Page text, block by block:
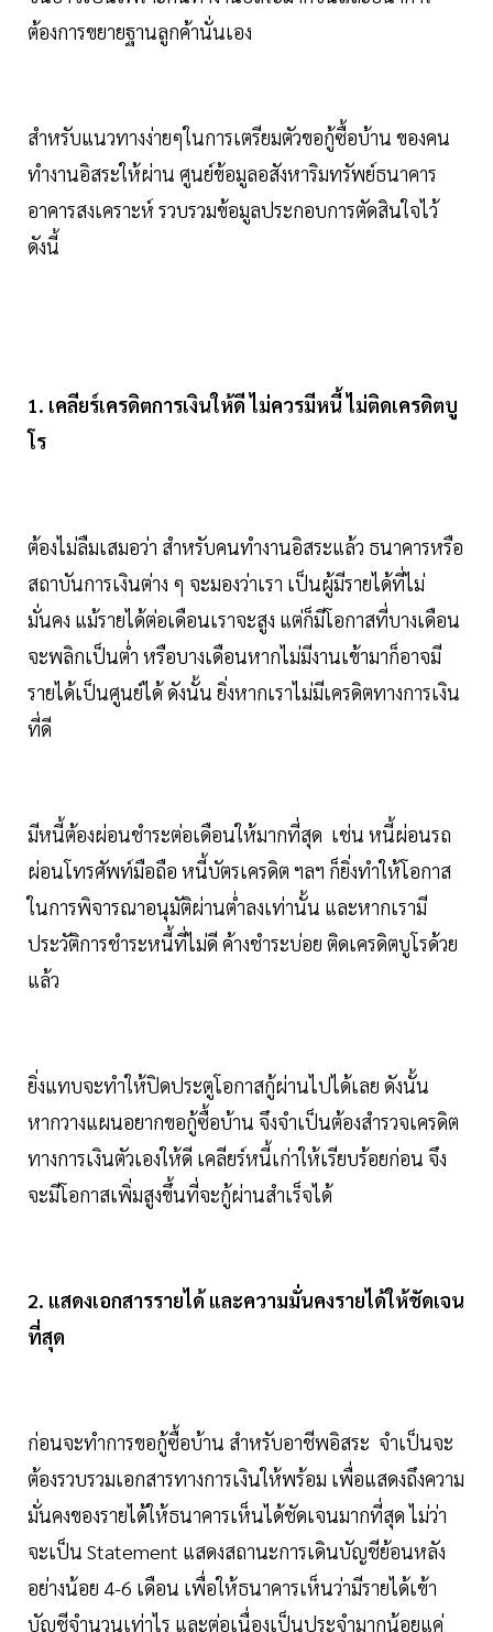
ต้องการขยายฐานลูกค้านั่นเอง
สำหรับแนวทางง่ายๆในการเตรียมตัวขอกู้ซื้อบ้าน ของคน
ทำงานอิสระให้ผ่าน ศูนย์ข้อมูลอสังหาริมทรัพย์ธนาคาร
อาคารสงเคราะห์ รวบรวมข้อมูลประกอบการตัดสินใจไว้
ดังนี้
1. เคลียร์เครดิตการเงินให้ดี ไม่ควรมีหนี้ ไม่ติดเครดิตบู
โร
ต้องไม่ลืมเสมอว่า สำหรับคนทำงานอิสระแล้ว ธนาคารหรือ
สถาบันการเงินต่าง ๆ จะมองว่าเรา เป็นผู้มีรายได้ที่ไม่
มั่นคง แม้รายได้ต่อเดือนเราจะสูง แต่ก็มีโอกาสที่บางเดือน
จะพลิกเป็นต่ำ หรือบางเดือนหากไม่มีงานเข้ามาก็อาจมี
รายได้เป็นศูนย์ได้ ดังนั้น ยิ่งหากเราไม่มีเครดิตทางการเงิน
ที่ดี
มีหนี้ต้องผ่อนชำระต่อเดือนให้มากที่สุด เช่น หนี้ผ่อนรถ
ผ่อนโทรศัพท์มือถือ หนี้บัตรเครดิต ฯลฯ ก็ยิ่งทำให้โอกาส
ในการพิจารณาอนุมัติผ่านต่ำลงเท่านั้น และหากเรามี
ประวัติการชำระหนี้ที่ไม่ดี ค้างชำระบ่อย ติดเครดิตบูโรด้วย
แล้ว
ยิ่งแทบจะทำให้ปิดประตูโอกาสกู้ผ่านไปได้เลย ดังนั้น
หากวางแผนอยากขอกู้ซื้อบ้าน จึงจำเป็นต้องสำรวจเครดิต
ทางการเงินตัวเองให้ดี เคลียร์หนี้เก่าให้เรียบร้อยก่อน จึง
จะมีโอกาสเพิ่มสูงขึ้นที่จะกู้ผ่านสำเร็จได้
2. แสดงเอกสารรายได้ และความมั่นคงรายได้ให้ชัดเจน
ที่สุด
ก่อนจะทำการขอกู้ซื้อบ้าน สำหรับอาชีพอิสระ จำเป็นจะ
ต้องรวบรวมเอกสารทางการเงินให้พร้อม เพื่อแสดงถึงความ
มั่นคงของรายได้ให้ธนาคารเห็นได้ชัดเจนมากที่สุด ไม่ว่า
จะเป็น Statement แสดงสถานะการเดินบัญชีย้อนหลัง
อย่างน้อย 4-6 เดือน เพื่อให้ธนาคารเห็นว่ามีรายได้เข้า
บัญชีจำนวนเท่าไร และต่อเนื่องเป็นประจำมากน้อยแค่